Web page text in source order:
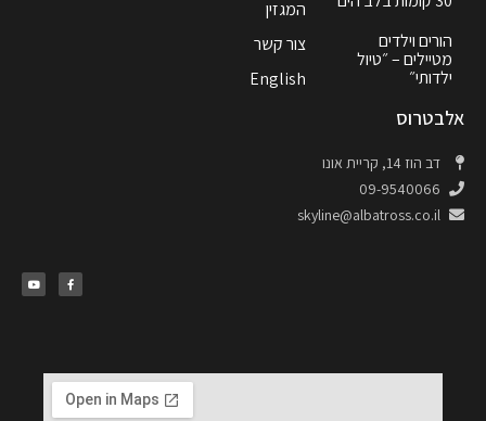
הורים וילדים
מטיילים – ״טיול
ילדותי״
המגזין
צור קשר
English
אלבטרוס
דב הוז 14, קריית אונו
09-9540066
skyline@albatross.co.il